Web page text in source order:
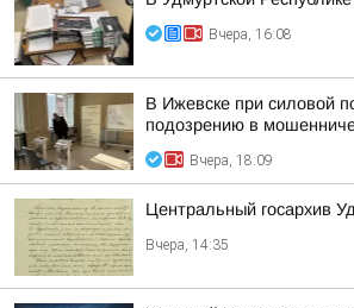
Вчера, 16:08
В Ижевске при силовой
подозрению в
Вчера, 18:09
Центральный госархив
Вчера, 14:35